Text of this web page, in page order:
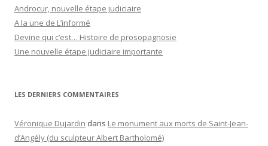
Androcur, nouvelle étape judiciaire
A la une de L’informé
Devine qui c’est… Histoire de prosopagnosie
Une nouvelle étape judiciaire importante
LES DERNIERS COMMENTAIRES
Véronique Dujardin dans Le monument aux morts de Saint-Jean-
d’Angély (du sculpteur Albert Bartholomé)